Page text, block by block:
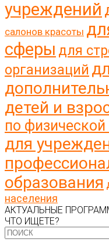
учреждений
салонов красоты
сферы для
организаций
детей и
по физической
для
образования
населения
АКТУАЛЬНЫЕ
ЧТО ИЩЕТЕ?